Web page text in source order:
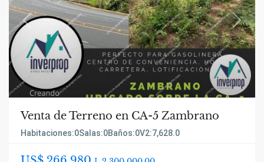
Previous Next
Venta de Terreno en CA-5 Zambrano
Habitaciones:0Salas:0Baños:0V2:7,628.0